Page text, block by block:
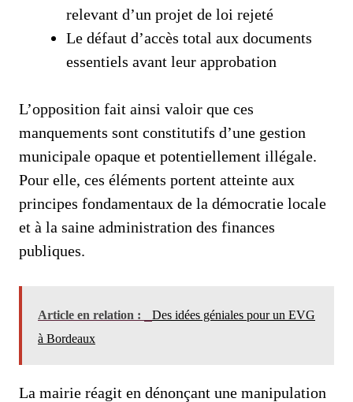
relevant d’un projet de loi rejeté
Le défaut d’accès total aux documents
essentiels avant leur approbation
L’opposition fait ainsi valoir que ces
manquements sont constitutifs d’une gestion
municipale opaque et potentiellement illégale.
Pour elle, ces éléments portent atteinte aux
principes fondamentaux de la démocratie locale
et à la saine administration des finances
publiques.
Article en relation :
Des idées géniales pour un EVG
à Bordeaux
La mairie réagit en dénonçant une manipulation